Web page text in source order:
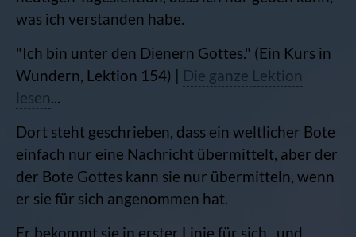
was ich verstanden habe.
"Ich bin unter den Dienern Gottes." (Ein Kurs in
Wundern, Lektion 154) | Die ganze Lektion
lesen...
Dort steht geschrieben, dass ein weltlicher Bote
einfach nur eine Nachricht übermittelt, aber der
der Bote Gottes kann sie nur übermitteln, wenn
er sie für sich angenommen hat.
Er bekommt sie in erster Linie für sich, und